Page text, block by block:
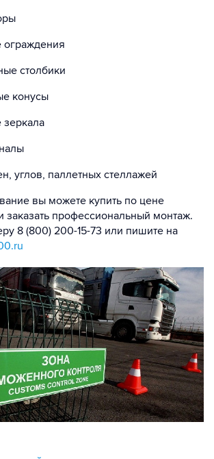
столбики
конусы
углов, паллетных стеллажей
вы можете купить по цене
заказать профессиональный монтаж.
8 (800) 200-15-73 или пишите на